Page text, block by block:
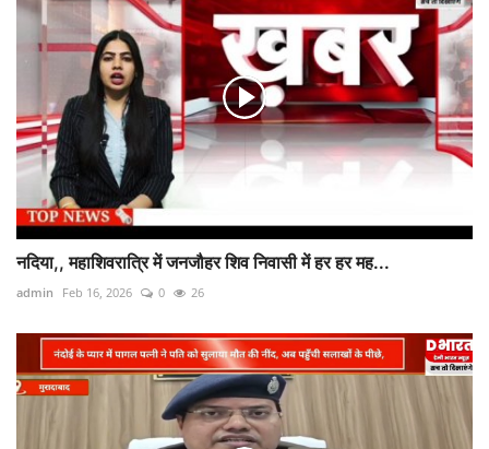
नदिया,, महाशिवरात्रि में जनजौहर शिव निवासी में हर हर मह...
admin Feb 16, 2026 0 26